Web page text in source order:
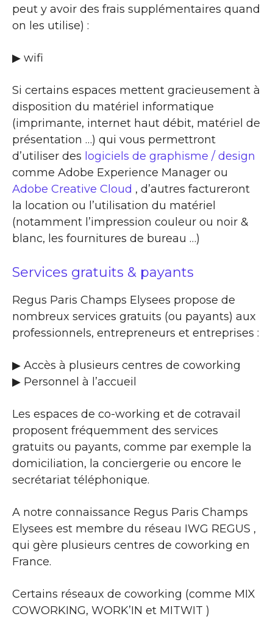
peut y avoir des frais supplémentaires quand
on les utilise) :
▶ wifi
Si certains espaces mettent gracieusement à
disposition du matériel informatique
(imprimante, internet haut débit, matériel de
présentation …) qui vous permettront
d’utiliser des logiciels de graphisme / design
comme Adobe Experience Manager ou
Adobe Creative Cloud , d’autres factureront
la location ou l’utilisation du matériel
(notamment l’impression couleur ou noir &
blanc, les fournitures de bureau …)
Services gratuits & payants
Regus Paris Champs Elysees propose de
nombreux services gratuits (ou payants) aux
professionnels, entrepreneurs et entreprises :
▶​ Accès à plusieurs centres de coworking
▶​ Personnel à l’accueil
Les espaces de co-working et de cotravail
proposent fréquemment des services
gratuits ou payants, comme par exemple la
domiciliation, la conciergerie ou encore le
secrétariat téléphonique.
A notre connaissance Regus Paris Champs
Elysees est membre du réseau IWG REGUS ,
qui gère plusieurs centres de coworking en
France.
Certains réseaux de coworking (comme MIX
COWORKING, WORK’IN et MITWIT )